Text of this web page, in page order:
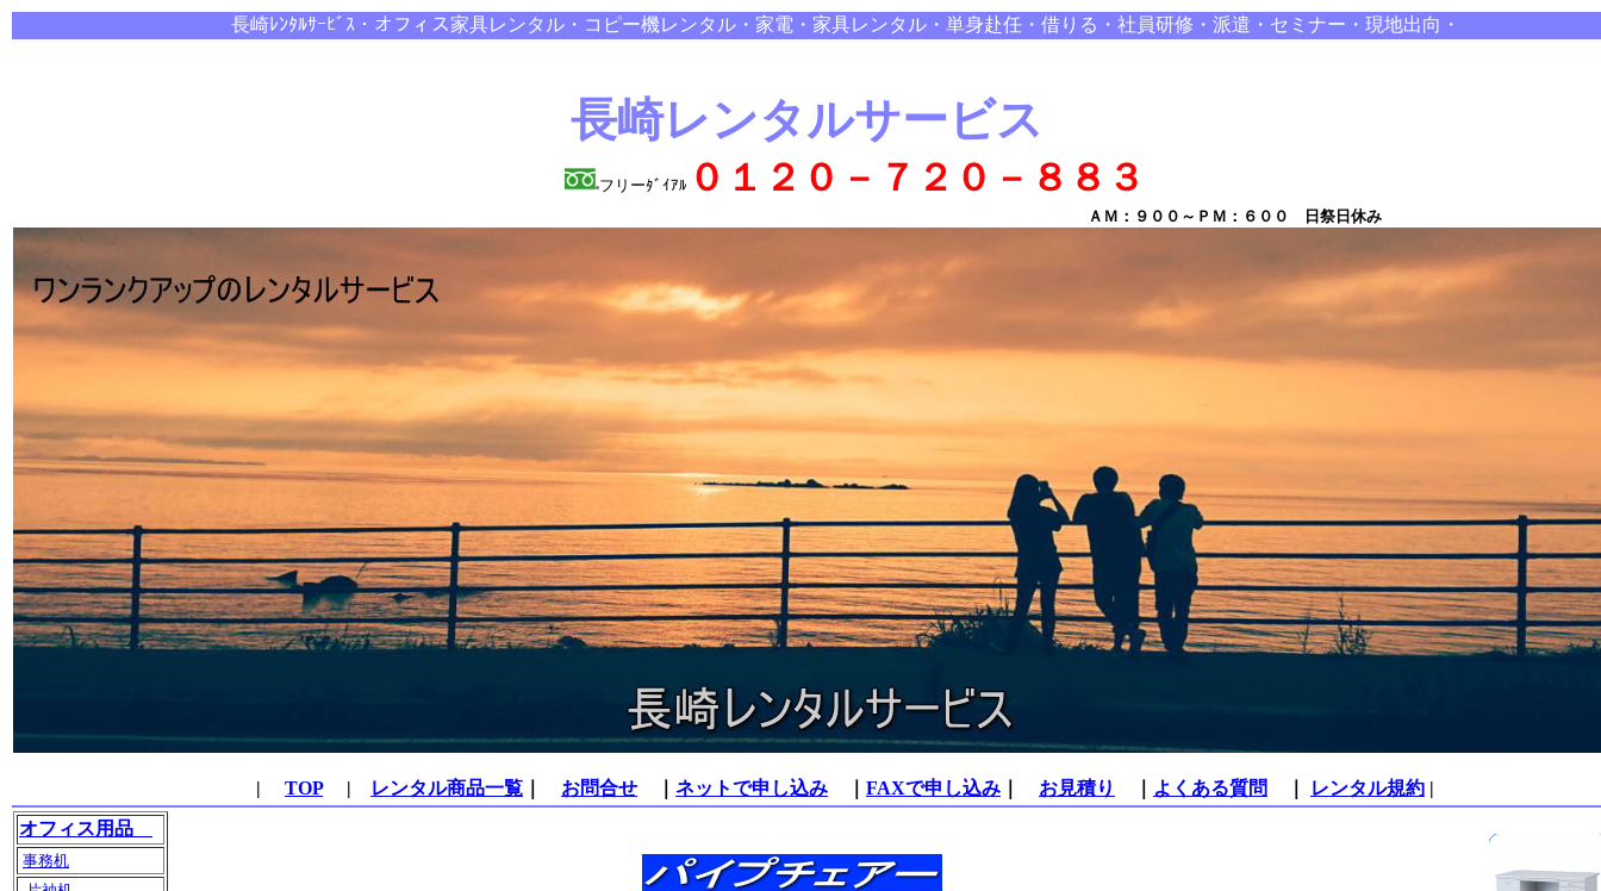
長崎ﾚﾝﾀﾙｻｰﾋﾞｽ・オ フィス家具レンタル・コピー機レンタル・家電・家具レンタル・単身赴任・借りる・社員研修・派遣・セミナー・現地出向・
長崎レンタルサービス
フリーﾀﾞｲｱﾙ ０１２０－７２０－８８３
ＡＭ：９００～ＰＭ：６００ 日祭日休み
| TOP| レンタル商品一覧 お問合せ ネットで申し込み FAXで申し込み お見積り よくある質問 レンタル規約 |
オフィス用品
事務机